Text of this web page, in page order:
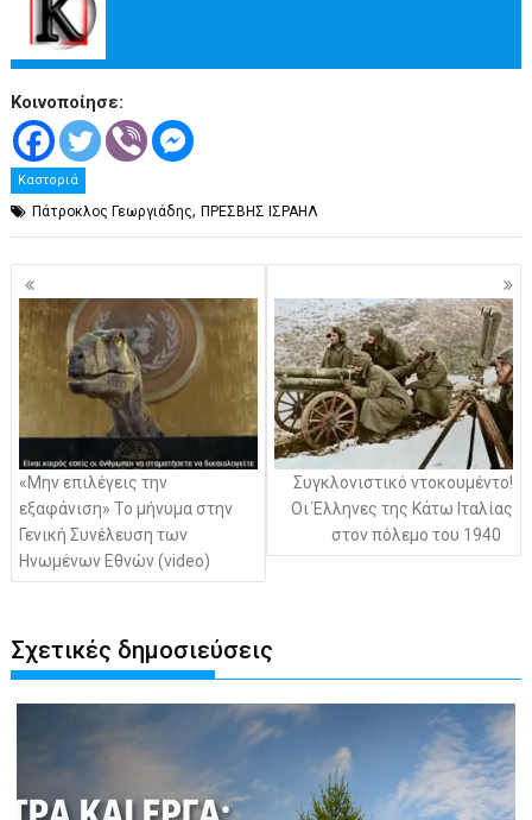
Κοινοποίησε:
Καστοριά
Πάτροκλος Γεωργιάδης,ΠΡΕΣΒΗΣ ΙΣΡΑΗΛ
Πλοήγηση
άρθρων
«Μην επιλέγεις την
εξαφάνιση» Το μήνυμα στην
Γενική Συνέλευση των
Ηνωμένων Εθνών (video)
Συγκλονιστικό ντοκουμέντο!
Οι Έλληνες της Κάτω Ιταλίας
στον πόλεμο του 1940
Σχετικές δημοσιεύσεις